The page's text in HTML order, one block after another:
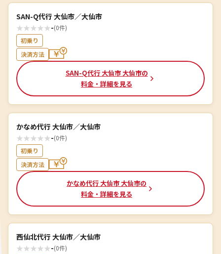
SAN-Q代行 大仙市／大仙市
★★★★★-(0件)
初乗り
決済方法
SAN-Q代行 大仙市 大仙市の
料金・詳細を見る
かなめ代行 大仙市／大仙市
★★★★★-(0件)
初乗り
決済方法
かなめ代行 大仙市 大仙市の
料金・詳細を見る
西仙北代行 大仙市／大仙市
★★★★★-(0件)